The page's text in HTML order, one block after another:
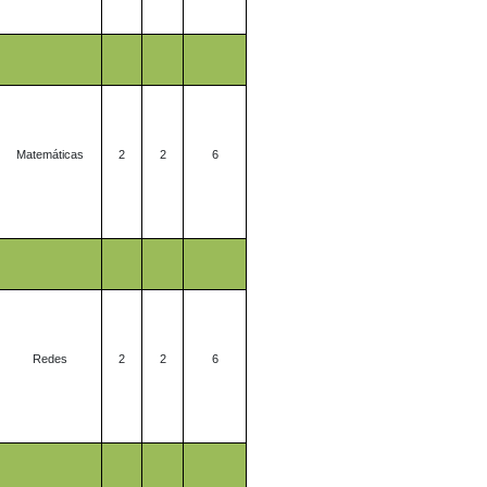
Matemáticas 2 2 6
Redes 2 2 6